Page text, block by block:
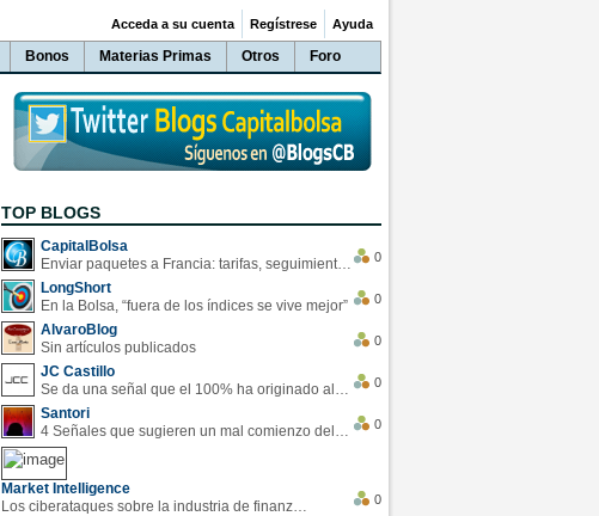
Bonos Materias Primas Otros Foro
Acceda a su cuenta Regístrese Ayuda
TOP BLOGS
CapitalBolsa
Enviar paquetes a Francia: tarifas, seguimiento y ventajas destacadas
0
LongShort
En la Bolsa, “fuera de los índices se vive mejor”
0
AlvaroBlog
Sin artículos publicados
0
JC Castillo
Se da una señal que el 100% ha originado alzas en las bolsas
0
Santori
4 Señales que sugieren un mal comienzo del 3T de la economía EEUU
0
Market Intelligence
Los ciberataques sobre la industria de finanzas se han duplicado este año
0